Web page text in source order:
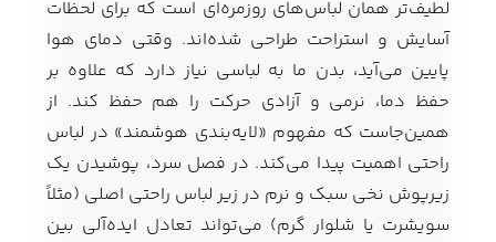
لطیف‌تر همان لباس‌های روزمره‌ای است که برای لحظات
آسایش و استراحت طراحی شده‌اند. وقتی دمای هوا
پایین می‌آید، بدن ما به لباسی نیاز دارد که علاوه بر
حفظ دما، نرمی و آزادی حرکت را هم حفظ کند. از
همین‌جاست که مفهوم «لایه‌بندی هوشمند» در لباس
راحتی اهمیت پیدا می‌کند. در فصل سرد، پوشیدن یک
زیرپوش نخی سبک و نرم در زیر لباس راحتی اصلی (مثلاً
سویشرت یا شلوار گرم) می‌تواند تعادل ایده‌آلی بین